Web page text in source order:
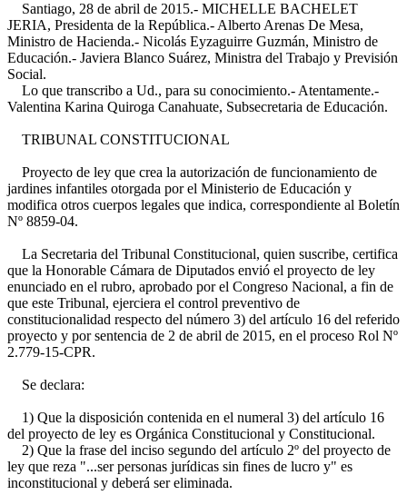
Santiago, 28 de abril de 2015.- MICHELLE BACHELET
JERIA, Presidenta de la República.- Alberto Arenas De Mesa,
Ministro de Hacienda.- Nicolás Eyzaguirre Guzmán, Ministro de
Educación.- Javiera Blanco Suárez, Ministra del Trabajo y Previsión
Social.
Lo que transcribo a Ud., para su conocimiento.- Atentamente.-
Valentina Karina Quiroga Canahuate, Subsecretaria de Educación.
TRIBUNAL CONSTITUCIONAL
Proyecto de ley que crea la autorización de funcionamiento de
jardines infantiles otorgada por el Ministerio de Educación y
modifica otros cuerpos legales que indica, correspondiente al Boletín
Nº 8859-04.
La Secretaria del Tribunal Constitucional, quien suscribe, certifica
que la Honorable Cámara de Diputados envió el proyecto de ley
enunciado en el rubro, aprobado por el Congreso Nacional, a fin de
que este Tribunal, ejerciera el control preventivo de
constitucionalidad respecto del número 3) del artículo 16 del referido
proyecto y por sentencia de 2 de abril de 2015, en el proceso Rol Nº
2.779-15-CPR.
Se declara:
1) Que la disposición contenida en el numeral 3) del artículo 16
del proyecto de ley es Orgánica Constitucional y Constitucional.
2) Que la frase del inciso segundo del artículo 2º del proyecto de
ley que reza "...ser personas jurídicas sin fines de lucro y" es
inconstitucional y deberá ser eliminada.